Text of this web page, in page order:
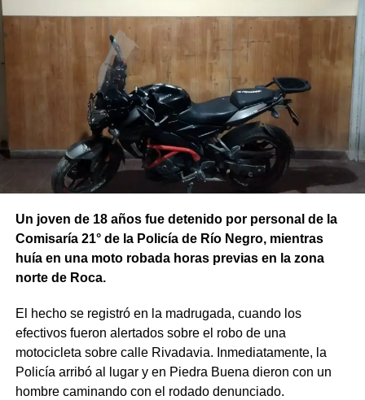
Un joven de 18 años fue detenido por personal de la
Comisaría 21° de la Policía de Río Negro, mientras
huía en una moto robada horas previas en la zona
norte de Roca.
El hecho se registró en la madrugada, cuando los
efectivos fueron alertados sobre el robo de una
motocicleta sobre calle Rivadavia. Inmediatamente, la
Policía arribó al lugar y en Piedra Buena dieron con un
hombre caminando con el rodado denunciado.